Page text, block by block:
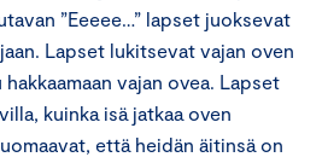
”Eeeee…” lapset juoksevat
Lapset lukitsevat vajan oven
vajan ovea. Lapset
kuinka isä jatkaa oven
että heidän äitinsä on